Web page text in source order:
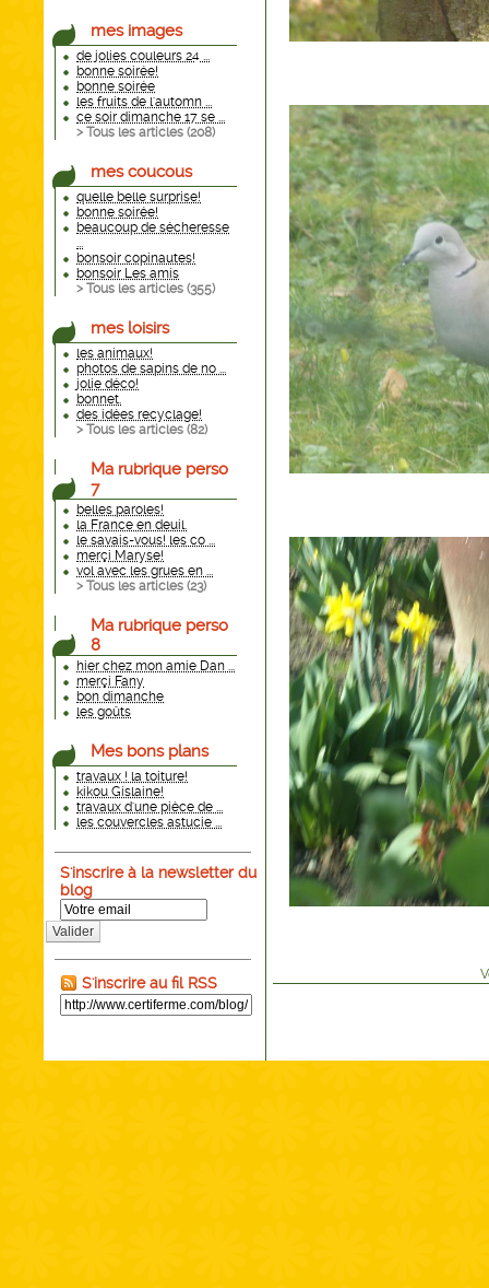
mes images
de jolies couleurs 24 ...
bonne soirée!
bonne soirée
les fruits de l'automn ...
ce soir dimanche 17 se ...
> Tous les articles (208)
mes coucous
quelle belle surprise!
bonne soirée!
beaucoup de sécheresse
...
bonsoir copinautes!
bonsoir Les amis
> Tous les articles (355)
mes loisirs
les animaux!
photos de sapins de no ...
jolie déco!
bonnet.
des idées recyclage!
> Tous les articles (82)
Ma rubrique perso
7
belles paroles!
la France en deuil.
le savais-vous! les co ...
merçi Maryse!
vol avec les grues en ...
> Tous les articles (23)
Ma rubrique perso
8
hier chez mon amie Dan ...
merçi Fany
bon dimanche
les goûts
Mes bons plans
travaux ! la toiture!
kikou Gislaine!
travaux d'une pièce de ...
les couvercles astucie ...
S'inscrire à la newsletter du
blog
Valider
S'inscrire au fil RSS